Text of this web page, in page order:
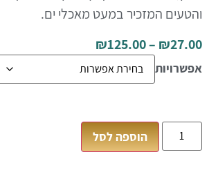
והטעים המזכיר במעט מאכלי ים.
₪27.00
–
₪125.00
אפשרויות
הוספה לסל